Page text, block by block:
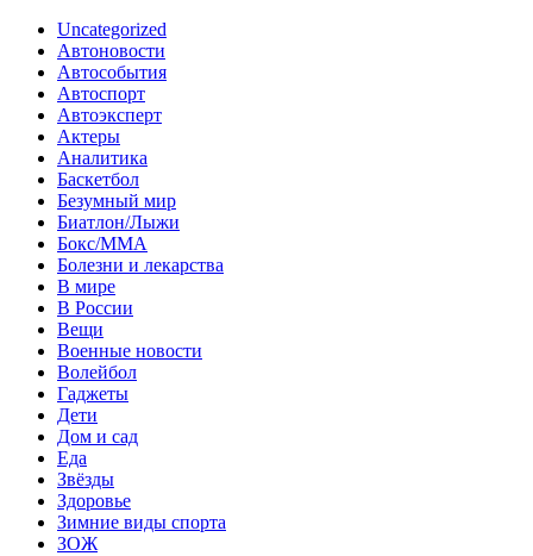
Uncategorized
Автоновости
Автособытия
Автоспорт
Автоэксперт
Актеры
Аналитика
Баскетбол
Безумный мир
Биатлон/Лыжи
Бокс/MMA
Болезни и лекарства
В мире
В России
Вещи
Военные новости
Волейбол
Гаджеты
Дети
Дом и сад
Еда
Звёзды
Здоровье
Зимние виды спорта
ЗОЖ